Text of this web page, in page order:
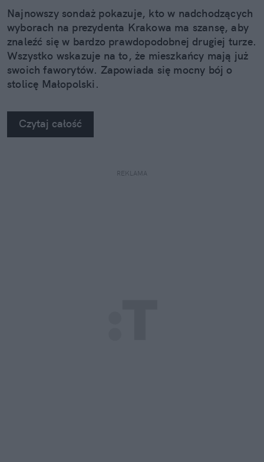
Najnowszy sondaż pokazuje, kto w nadchodzących
wyborach na prezydenta Krakowa ma szansę, aby
znaleźć się w bardzo prawdopodobnej drugiej turze.
Wszystko wskazuje na to, że mieszkańcy mają już
swoich faworytów. Zapowiada się mocny bój o
stolicę Małopolski.
Czytaj całość
REKLAMA